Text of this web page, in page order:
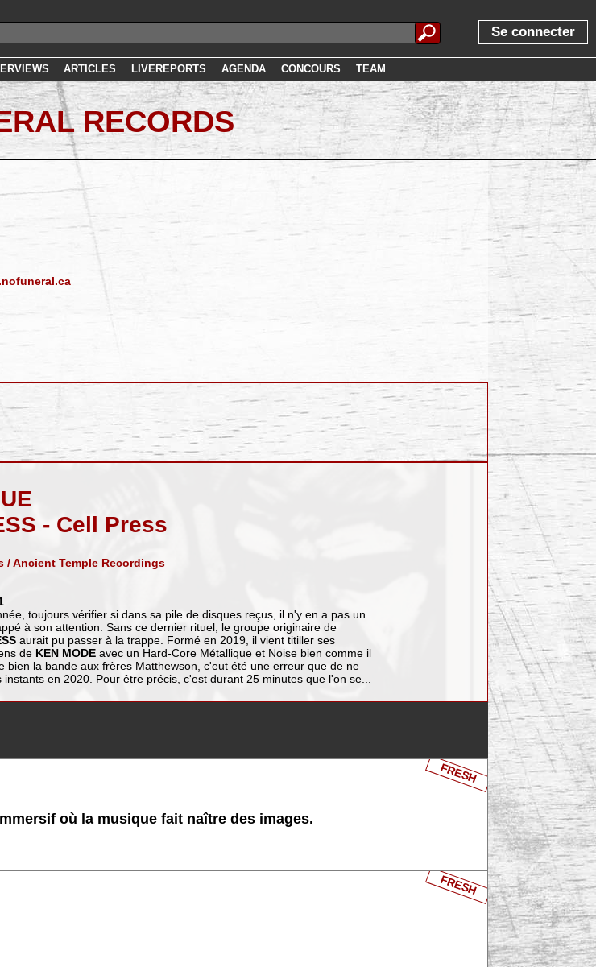
Se connecter
ARTICLES LIVEREPORTS AGENDA CONCOURS TEAM
RECORDS
- Cell Press
/ Ancient Temple Recordings
toujours vérifier si dans sa pile de disques reçus, il n'y en a pas un
à son attention. Sans ce dernier rituel, le groupe originaire de
aurait pu passer à la trappe. Formé en 2019, il vient titiller ses
de KEN MODEavec un Hard-Core Métallique et Noise bien comme il
bien la bande aux frères Matthewson, c'eut été une erreur que de ne
en 2020. Pour être précis, c'est durant 25 minutes que l'on se...
où la musique fait naître des images.
FRESH
FRESH